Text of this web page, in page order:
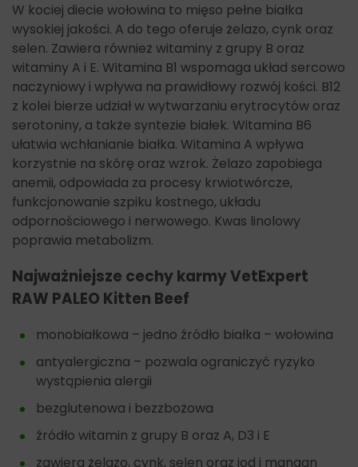
W kociej diecie wołowina to mięso pełne białka
wysokiej jakości. A do tego oferuje żelazo, cynk oraz
selen. Zawiera również witaminy z grupy B oraz
witaminy A i E. Witamina B1 wspomaga układ sercowo
naczyniowy i wpływa na prawidłowy rozwój kości. B12
z kolei bierze udział w wytwarzaniu erytrocytów oraz
serotoniny, a także syntezie białek. Witamina B6
ułatwia wchłanianie białka. Witamina A wpływa
korzystnie na skórę oraz wzrok. Żelazo zapobiega
anemii, odpowiada za procesy krwiotwórcze,
funkcjonowanie szpiku kostnego, układu
odpornościowego i nerwowego. Kwas linolowy
poprawia metabolizm.
Najważniejsze cechy karmyVetExpert
RAW PALEO Kitten Beef
monobiałkowa – jedno źródło białka – wołowina
antyalergiczna – pozwala ograniczyć ryzyko
wystąpienia alergii
bezglutenowa i bezzbożowa
źródło witamin z grupy B oraz A, D3 i E
zawiera żelazo, cynk, selen oraz jod i mangan